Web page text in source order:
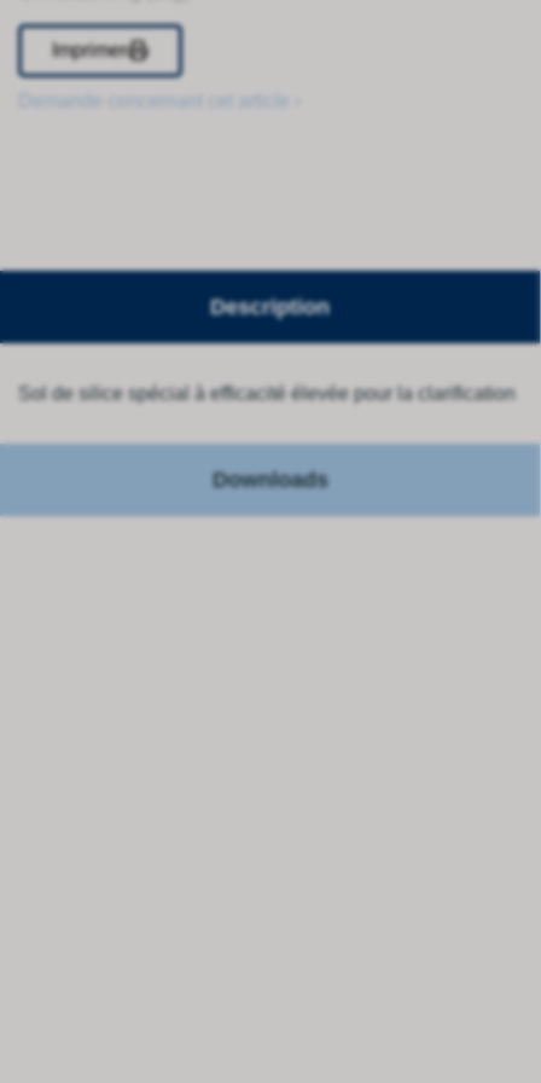
Imprimer
Demande concernant cet article ›
Description
Sol de silice spécial à efficacité élevée pour la clarification
Downloads